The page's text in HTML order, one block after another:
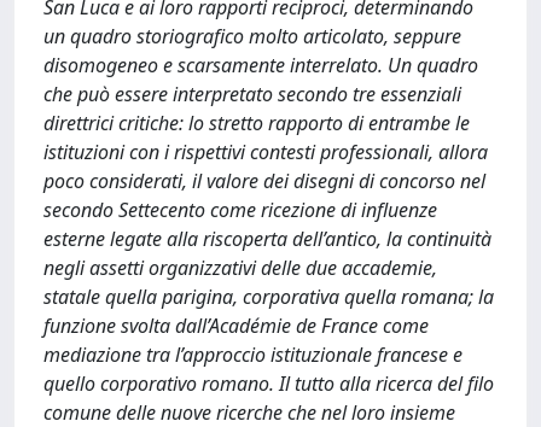
San Luca e ai loro rapporti reciproci, determinando
un quadro storiografico molto articolato, seppure
disomogeneo e scarsamente interrelato. Un quadro
che può essere interpretato secondo tre essenziali
direttrici critiche: lo stretto rapporto di entrambe le
istituzioni con i rispettivi contesti professionali, allora
poco considerati, il valore dei disegni di concorso nel
secondo Settecento come ricezione di influenze
esterne legate alla riscoperta dell’antico, la continuità
negli assetti organizzativi delle due accademie,
statale quella parigina, corporativa quella romana; la
funzione svolta dall’Académie de France come
mediazione tra l’approccio istituzionale francese e
quello corporativo romano. Il tutto alla ricerca del filo
comune delle nuove ricerche che nel loro insieme